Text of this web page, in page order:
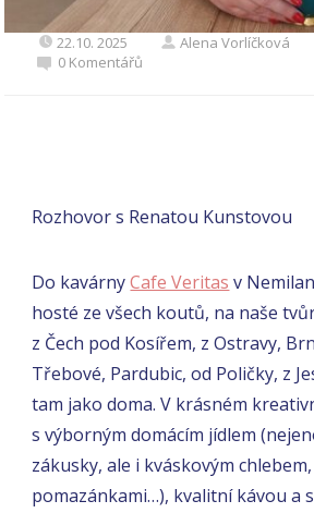
22.10. 2025 Alena Vorlíčková
0 Komentářů
Rozhovor s Renatou Kunstovou
Do kavárnyCafe Veritas v
hosté ze všech koutů, na naše
z Čech pod Kosířem, z Ostravy,
Třebové, Pardubic, od Poličky, z
tam jako doma. V krásném
s výborným domácím jídlem
zákusky, ale i kváskovým
pomazánkami…), kvalitní kávou a